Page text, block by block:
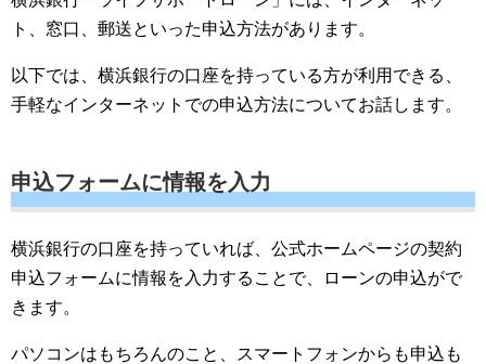
ト、窓口、郵送といった申込方法があります。
以下では、横浜銀行の口座を持っている方が利用できる、
手軽なインターネットでの申込方法についてお話します。
申込フォームに情報を入力
横浜銀行の口座を持っていれば、公式ホームページの契約
申込フォームに情報を入力することで、ローンの申込がで
きます。
パソコンはもちろんのこと、スマートフォンからも申込も